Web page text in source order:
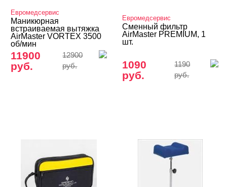
Евромедсервис
Маникюрная
встраиваемая вытяжка
AirMaster VORTEX 3500
об/мин
11900
руб.
12900
руб.
Евромедсервис
Сменный фильтр
AirMaster PREMIUM, 1
шт.
1090
руб.
1190
руб.